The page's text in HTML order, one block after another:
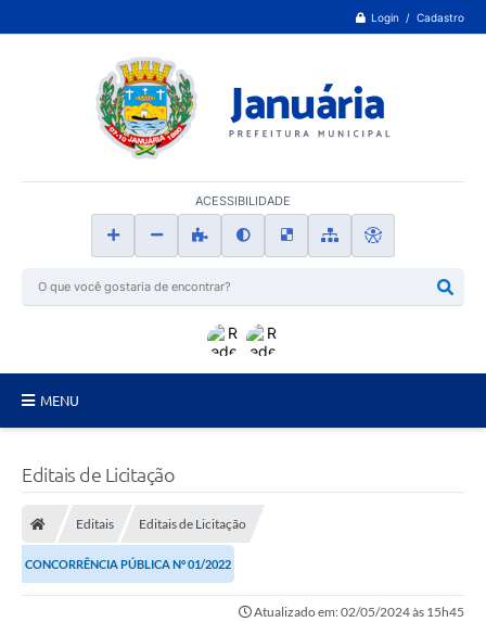
Login / Cadastro
ACESSIBILIDADE
MENU
Secretarias
Editais de Licitação
Editais Editais de Licitação
CONCORRÊNCIA PÚBLICA N° 01/2022
Atualizado em: 02/05/2024 às 15h45